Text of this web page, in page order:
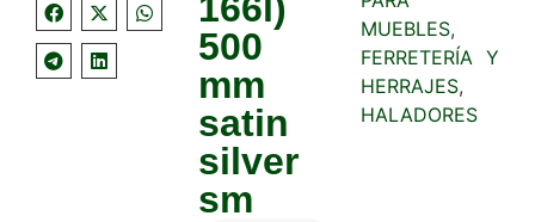
500
mm
satin
silver
sm
MUEBLES,
FERRETERÍA Y
HERRAJES,
HALADORES